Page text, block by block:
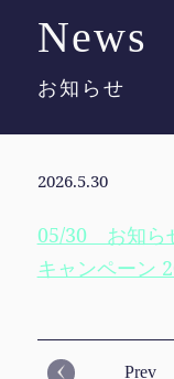
News
お知らせ
2026.5.30
05/30 お知ら
キャンペーン
Prev